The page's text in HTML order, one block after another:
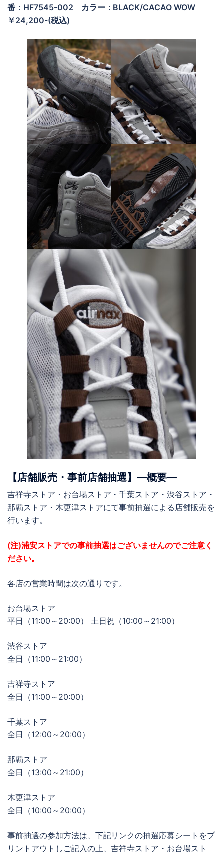
番：HF7545-002 カラー： BLACK/CACAO WOW
￥24,200-(税込)
【店舗販売・事前店舗抽選】―概要―
吉祥寺ストア・お台場ストア・千葉ストア・渋谷ストア・
那覇ストア・木更津ストアにて事前抽選による店舗販売を
行います。
(注)浦安ストアでの事前抽選はございませんのでご注意く
ださい。
各店の営業時間は次の通りです。
お台場ストア
平日（11:00～20:00） 土日祝（10:00～21:00）
渋谷ストア
全日（11:00～21:00）
吉祥寺ストア
全日（11:00～20:00）
千葉ストア
全日（12:00～20:00）
那覇ストア
全日（13:00～21:00）
木更津ストア
全日（10:00～20:00）
事前抽選の参加方法は、下記リンクの抽選応募シートをプ
リントアウトしご記入の上、吉祥寺ストア・お台場スト